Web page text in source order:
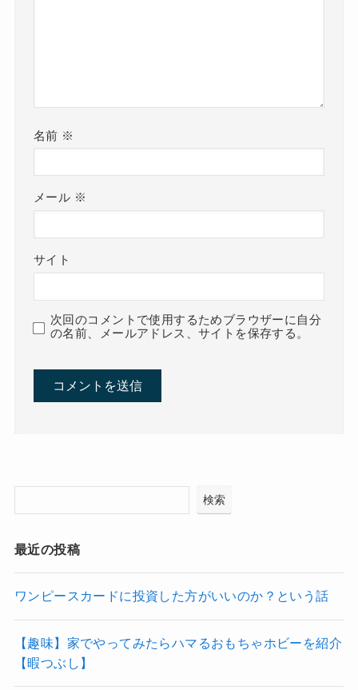
名前 ※
メール ※
サイト
次回のコメントで使用するためブラウザーに自分
の名前、メールアドレス、サイトを保存する。
検索
最近の投稿
ワンピースカードに投資した方がいいのか？という話
【趣味】家でやってみたらハマるおもちゃホビーを紹介
【暇つぶし】